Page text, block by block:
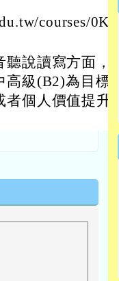
courses/0K36
說讀寫方面，做
級(B2)為目標，
個人價值提升，